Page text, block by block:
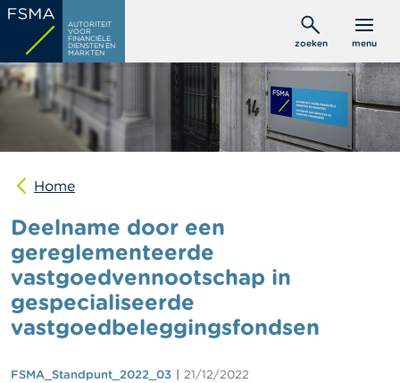
Overslaan
naar
de
inhoud
AUTORITEIT
VOOR
FINANCIËLE
DIENSTEN EN
MARKTEN
zoeken menu
C
s
u
m
t
n
P
o
f
e
s
s
i
n
Home
Deelname door een
gereglementeerde
vastgoedvennootschap in
gespecialiseerde
vastgoedbeleggingsfondsen
FSMA_Standpunt_2022_03 21/12/2022